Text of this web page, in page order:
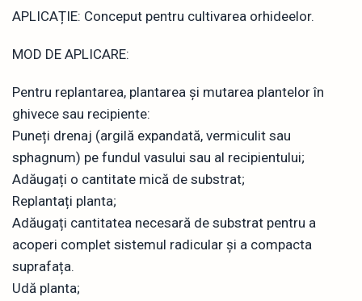
APLICAȚIE: Conceput pentru cultivarea orhideelor.
MOD DE APLICARE:
Pentru replantarea, plantarea și mutarea plantelor în
ghivece sau recipiente:
Puneți drenaj (argilă expandată, vermiculit sau
sphagnum) pe fundul vasului sau al recipientului;
Adăugați o cantitate mică de substrat;
Replantați planta;
Adăugați cantitatea necesară de substrat pentru a
acoperi complet sistemul radicular și a compacta
suprafața.
Udă planta;